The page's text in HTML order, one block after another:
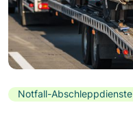
Notfall-Abschleppdienste